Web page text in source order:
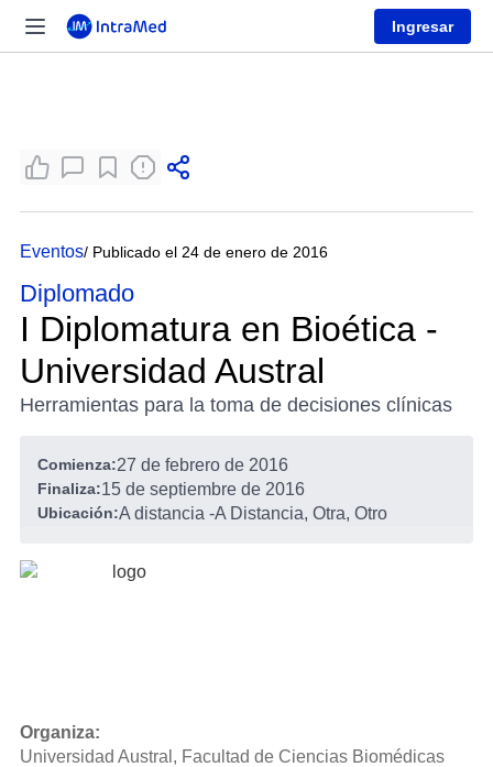
Ingresar
Eventos/ Publicado el 24 de enero de 2016
Diplomado
I Diplomatura en Bioética -
Universidad Austral
Herramientas para la toma de decisiones clínicas
Comienza:27 de febrero de 2016
Finaliza:15 de septiembre de 2016
Ubicación:A distancia -A Distancia, Otra, Otro
Organiza:
Universidad Austral, Facultad de Ciencias Biomédicas